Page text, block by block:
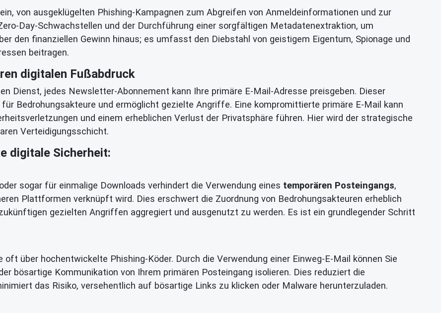
von ausgeklügelten Phishing-Kampagnen zum Abgreifen von Anmeldeinformationen und zur
Day-Schwachstellen und der Durchführung einer sorgfältigen Metadatenextraktion, um
den finanziellen Gewinn hinaus; es umfasst den Diebstahl von geistigem Eigentum, Spionage und
beitragen.
digitalen Fußabdruck
Dienst, jedes Newsletter-Abonnement kann Ihre primäre E-Mail-Adresse preisgeben. Dieser
Bedrohungsakteure und ermöglicht gezielte Angriffe. Eine kompromittierte primäre E-Mail kann
und einem erheblichen Verlust der Privatsphäre führen. Hier wird der strategische
Verteidigungsschicht.
digitale Sicherheit:
sogar für einmalige Downloads verhindert die Verwendung eines temporären Posteingangs,
Plattformen verknüpft wird. Dies erschwert die Zuordnung von Bedrohungsakteuren erheblich
gezielten Angriffen aggregiert und ausgenutzt zu werden. Es ist ein grundlegender Schritt
über hochentwickelte Phishing-Köder. Durch die Verwendung einer Einweg-E-Mail können Sie
bösartige Kommunikation von Ihrem primären Posteingang isolieren. Dies reduziert die
das Risiko, versehentlich auf bösartige Links zu klicken oder Malware herunterzuladen.